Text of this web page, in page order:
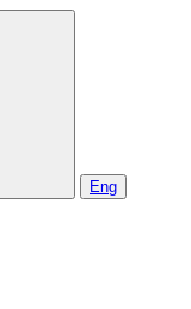
Eng